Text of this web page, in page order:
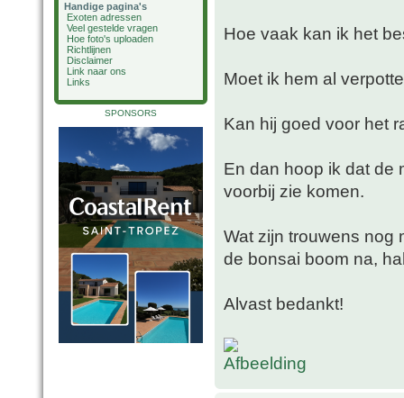
Handige pagina's
Exoten adressen
Veel gestelde vragen
Hoe foto's uploaden
Richtlijnen
Disclaimer
Link naar ons
Links
SPONSORS
Hoe vaak kan ik het
Moet ik hem al
Kan hij goed voor het
En dan hoop ik dat de
voorbij zie komen.
Wat zijn trouwens nog
de bonsai boom na,
Alvast bedankt!